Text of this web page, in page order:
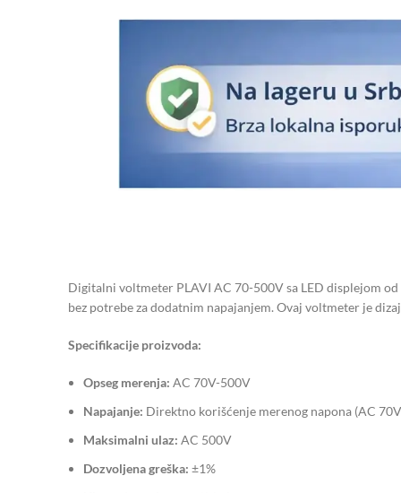
Digitalni voltmeter PLAVI AC 70-500V sa LED displejom
bez potrebe za dodatnim napajanjem. Ovaj voltmeter je
Specifikacije proizvoda:
Opseg merenja: AC 70V-500V
Napajanje: Direktno korišćenje merenog napona (AC
Maksimalni ulaz: AC 500V
Dozvoljena greška: ±1%